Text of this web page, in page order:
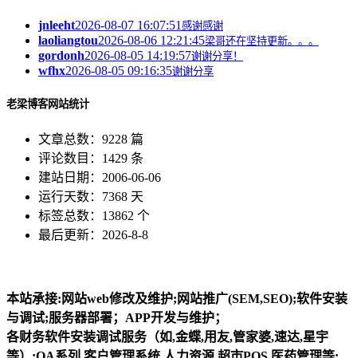
jnleeht2026-08-07 16:07:51 感谢感谢
laoliangtou2026-08-06 12:21:45梁哥还在坚持更新。。。
gordonh2026-08-05 14:19:57谢谢分享！
wfhx2026-08-05 09:16:35谢谢分享
老梁博客网站统计
文章总数：9228 篇
评论数目：1429 条
建站日期：2006-06-06
运行天数：7368 天
标签总数：13862 个
最后更新：2026-8-8
本站承接:网站web修改及维护;网站推广(SEM,SEO);软件安装
与调试;服务器部署；APP开发与维护；
各财务软件安装调试服务（如,金蝶,用友,管家婆,速达,星宇